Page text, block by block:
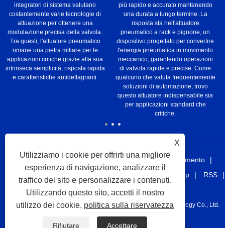
integratori di sistema valutano
costantemente varie tecnologie di
attuazione per ottenere una
modulazione precisa della valvola.
Tra questi, l'attuatore pneumatico
rimane una pietra miliare per le
applicazioni critiche grazie alla sua
intrinseca semplicità, risposta rapida
e caratteristiche antideflagranti.
più rapido e accurato mantenendo
una durata a lungo termine. La
risposta sta nell'attuatore
pneumatico a rack e pignone, un
dispositivo progettato per convertire
l'energia pneumatica in movimento
meccanico, garantendo operazioni
di valvola rapide e precise. Come
qualcuno che valuta frequentemente
soluzioni di automazione, trovo
questo attuatore indispensabile sia
per applicazioni standard che
critiche.
Casa Chi siamo Prodotti Notizia
Scaricamento
Sitemap
RSS
XML
Privacy Policy
Copyright © 2021 Taizhou Juhang Automation Equipment Technology Co., Ltd.
Tutti i diritti riservati.
X
Utilizziamo i cookie per offrirti una migliore
esperienza di navigazione, analizzare il
traffico del sito e personalizzare i contenuti.
Utilizzando questo sito, accetti il ​​nostro
utilizzo dei cookie. politica sulla riservatezza
Rifiutare Accettare